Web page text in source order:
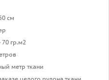
см
70 гр.м2
метр ткани